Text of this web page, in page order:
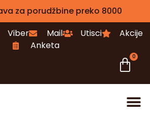
za porudžbine preko 8000
Viber Mail Utisci
Akcije
Anketa
0